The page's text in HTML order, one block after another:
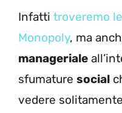
Infatti troveremo
Monopoly, ma
manageriale
sfumature social
vedere